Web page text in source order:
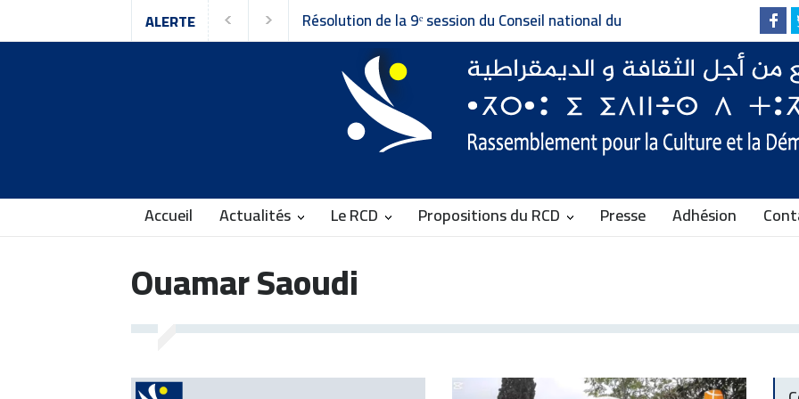
ALERTE Résolution de la 9ᵉ session du Conseil national du
Rassemblement pour la Culture et la Démocratie
Accueil Actualités Le RCD Propositions du RCD Presse Adhésion
Ouamar Saoudi